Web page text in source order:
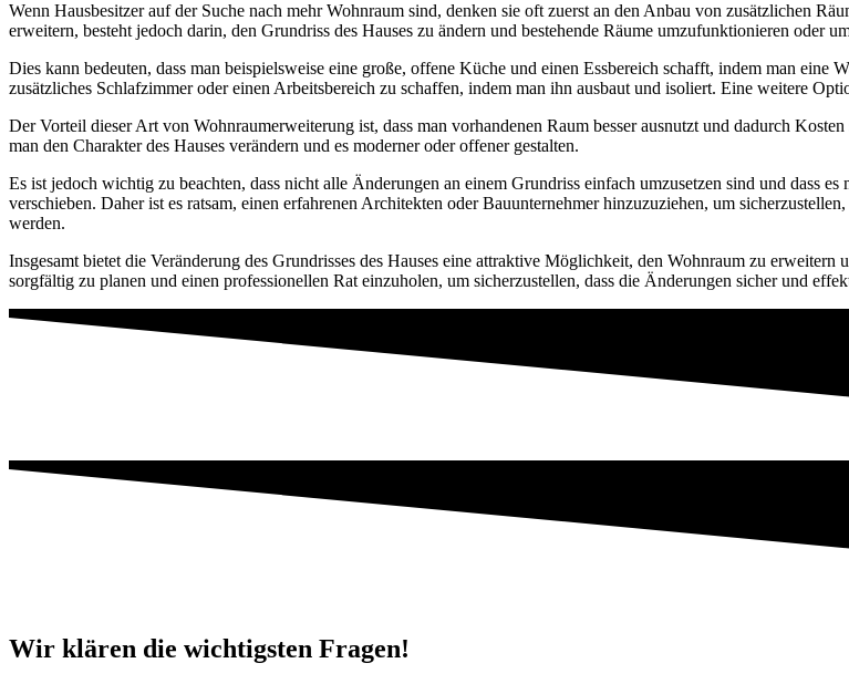
Wenn Hausbesitzer auf der Suche nach mehr Wohnraum sind, denken sie oft zuerst an den Anbau von zusätzlichen
erweitern, besteht jedoch darin, den Grundriss des Hauses zu ändern und bestehende Räume umzufunktionieren oder
Dies kann bedeuten, dass man beispielsweise eine große, offene Küche und einen Essbereich schafft, indem man
zusätzliches Schlafzimmer oder einen Arbeitsbereich zu schaffen, indem man ihn ausbaut und isoliert. Eine weitere
Der Vorteil dieser Art von Wohnraumerweiterung ist, dass man vorhandenen Raum besser ausnutzt und dadurch
man den Charakter des Hauses verändern und es moderner oder offener gestalten.
Es ist jedoch wichtig zu beachten, dass nicht alle Änderungen an einem Grundriss einfach umzusetzen sind und dass
verschieben. Daher ist es ratsam, einen erfahrenen Architekten oder Bauunternehmer hinzuzuziehen, um
werden.
Insgesamt bietet die Veränderung des Grundrisses des Hauses eine attraktive Möglichkeit, den Wohnraum zu
sorgfältig zu planen und einen professionellen Rat einzuholen, um sicherzustellen, dass die Änderungen sicher und
Wir klären die wichtigsten Fragen!